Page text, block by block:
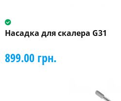
Насадка для скалера G31
899.00 грн.